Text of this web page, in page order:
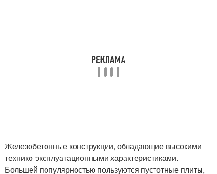
Железобетонные конструкции, обладающие высокими
технико-эксплуатационными характеристиками.
Большей популярностью пользуются пустотные плиты,